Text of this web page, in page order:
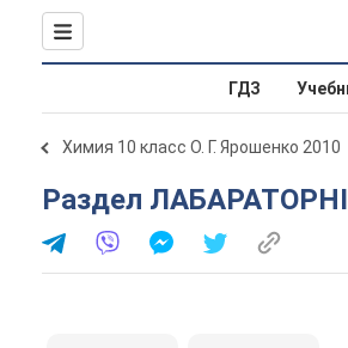
ГДЗ
Химия 10 класс О. Г. Ярошенко 2010
Раздел